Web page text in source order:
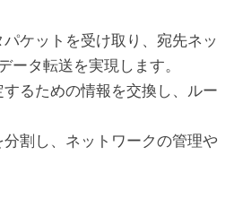
ケットを受け取り、宛先ネッ
ータ転送を実現します。
るための情報を交換し、ルー
割し、ネットワークの管理や